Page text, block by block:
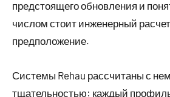
предстоящего обновления и
числом стоит инженерный
предположение.
Системы Rehau рассчитаны с
тщательностью: каждый